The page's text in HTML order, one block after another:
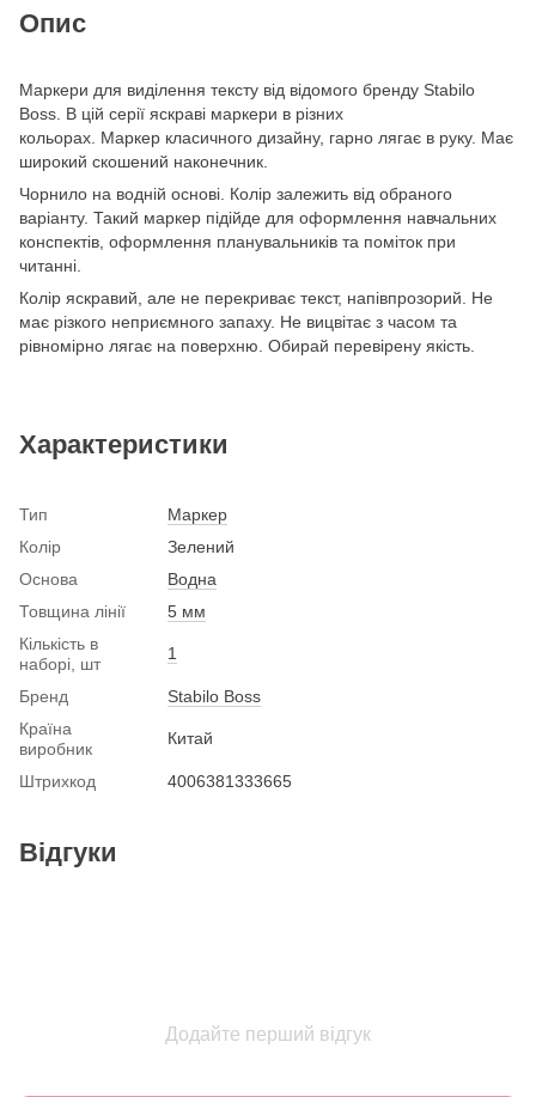
Опис
Маркери для виділення тексту від відомого бренду Stabilo
Boss. В цій серії яскраві маркери в різних
кольорах. Маркер класичного дизайну, гарно лягає в руку. Має
широкий скошений наконечник.
Чорнило на водній основі. Колір залежить від обраного
варіанту. Такий маркер підійде для оформлення навчальних
конспектів, оформлення планувальників та поміток при
читанні.
Колір яскравий, але не перекриває текст, напівпрозорий. Не
має різкого неприємного запаху. Не вицвітає з часом та
рівномірно лягає на поверхню. Обирай перевірену якість.
Характеристики
Тип
Маркер
Колір
Зелений
Основа
Водна
Товщина лінії
5 мм
Кількість в
наборі, шт
1
Бренд
Stabilo Boss
Країна
виробник
Китай
Штрихкод 4006381333665
Відгуки
Додайте перший відгук